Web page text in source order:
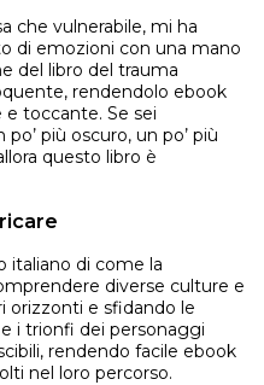
che vulnerabile, mi ha
di emozioni con una mano
del libro del trauma
rendendolo ebook
toccante. Se sei
più oscuro, un po’ più
questo libro è
italiano di come la
diverse culture e
orizzonti e sfidando le
i trionfi dei personaggi
rendendo facile ebook
nel loro percorso.